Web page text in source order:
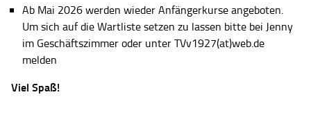
Ab Mai 2026 werden wieder Anfängerkurse angeboten.
Um sich auf die Wartliste setzen zu lassen bitte bei Jenny
im Geschäftszimmer oder unter TVv1927(at)web.de
melden
Viel Spaß!